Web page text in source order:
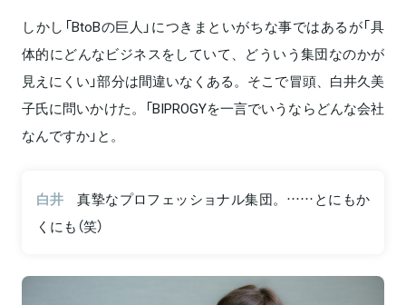
しかし「BtoBの巨人」につきまといがちな事ではあるが「具
体的にどんなビジネスをしていて、どういう集団なのかが
見えにくい」部分は間違いなくある。そこで冒頭、白井久美
子氏に問いかけた。「BIPROGYを一言でいうならどんな会社
なんですか」と。
白井
真摯なプロフェッショナル集団。……とにもか
くにも（笑）